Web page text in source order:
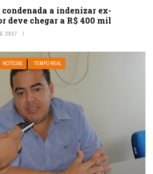
a indenizar ex-
deve chegar a R$ 400 mil
2017
NOTÍCIAS TEMPO REAL